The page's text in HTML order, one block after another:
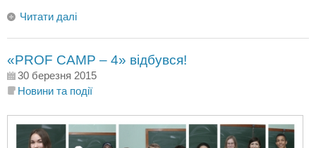
Читати далі
«PROF CAMP – 4» відбувся!
30 березня 2015
Новини та події